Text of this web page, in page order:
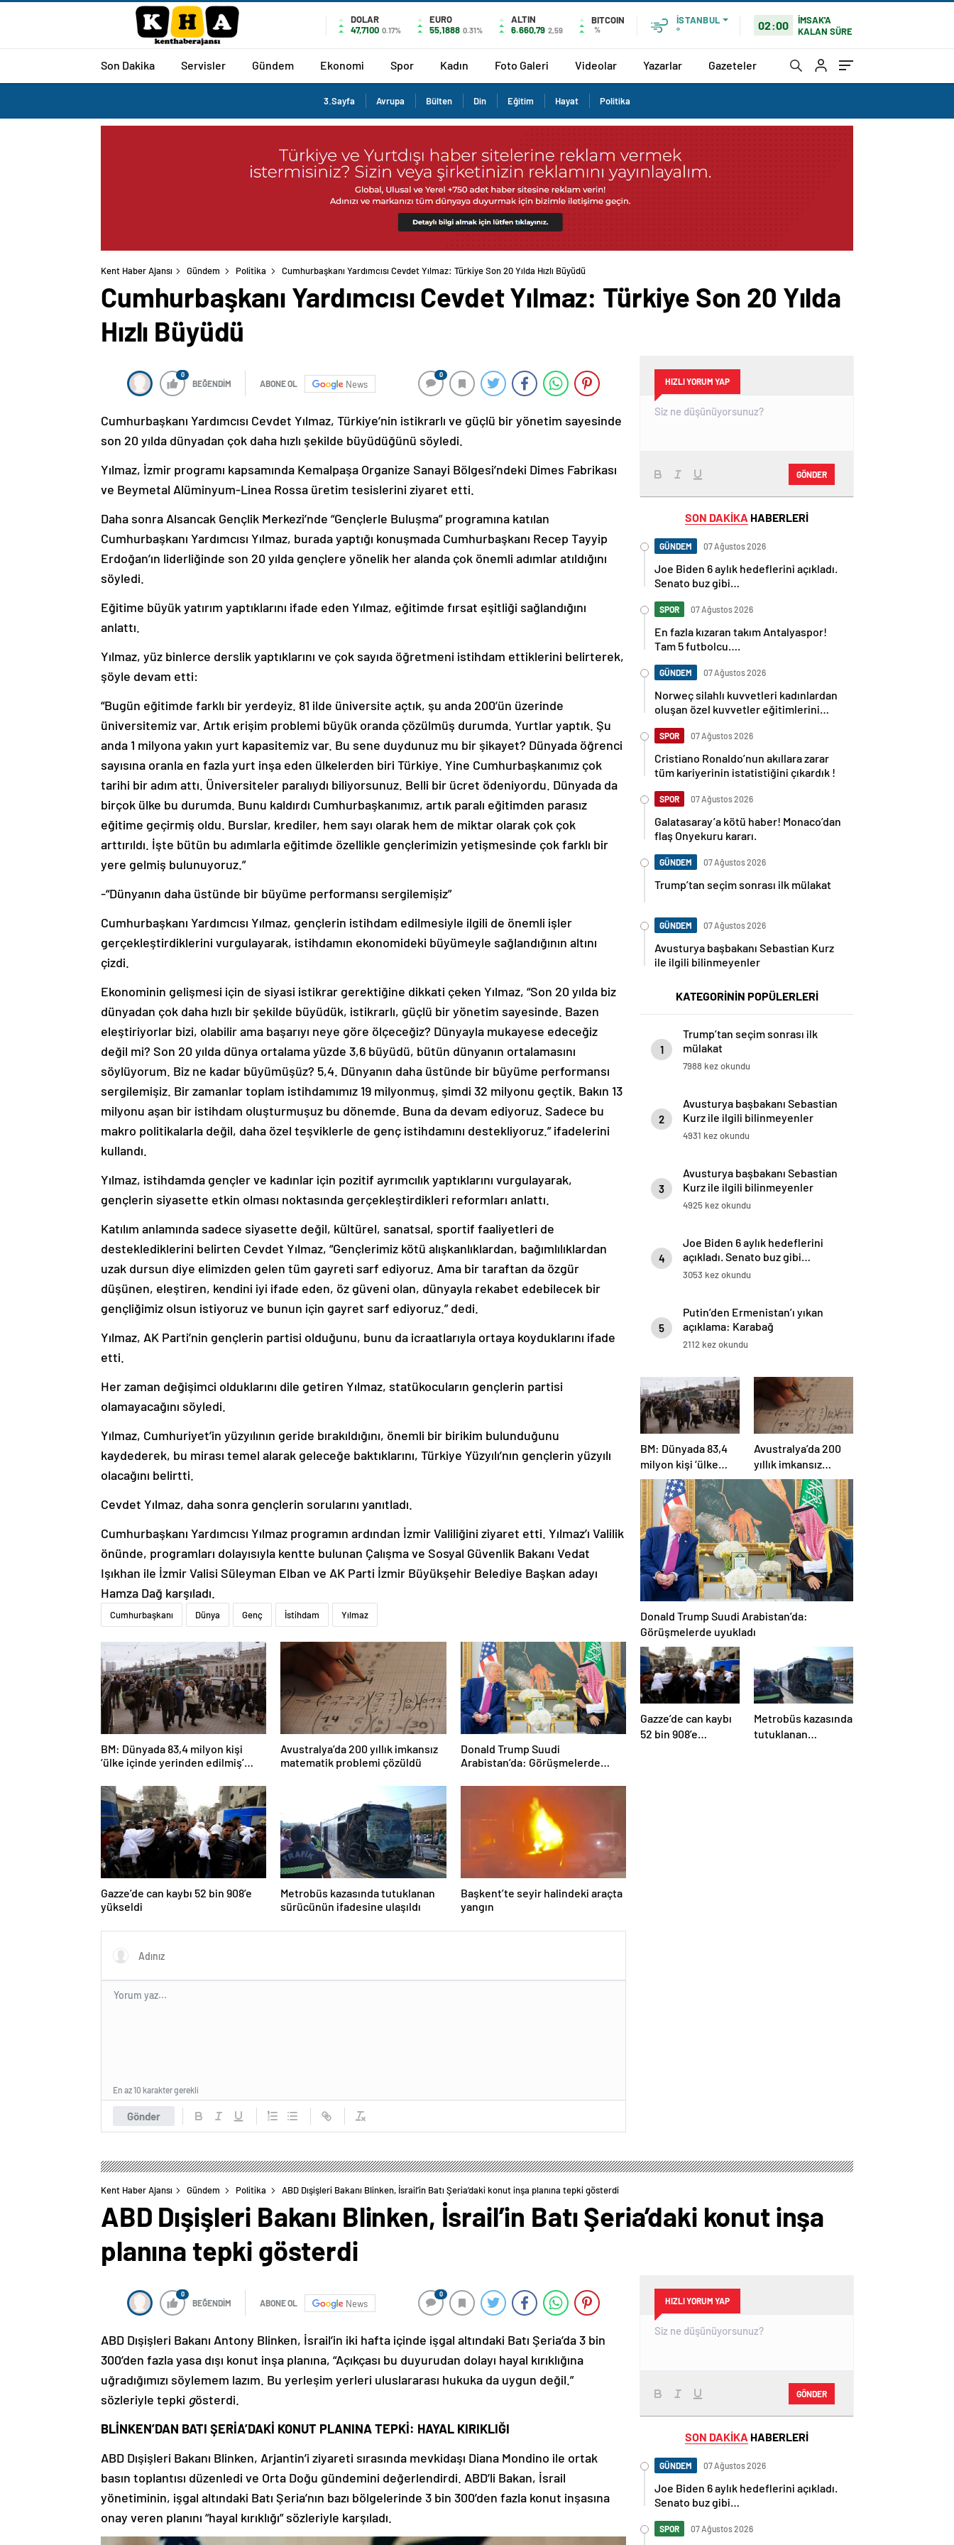
DOLAR
47,7100 0.17%
EURO
55,1888 0.31%
ALTIN
6.660,79 2,59
BITCOIN
%
İSTANBUL
°
02:00
İMSAK'A
KALAN SÜRE
Son Dakika Servisler Gündem Ekonomi Spor Kadın Foto Galeri Videolar Yazarlar Gazeteler
3.Sayfa Avrupa Bülten Din Eğitim Hayat Politika
Kent Haber Ajansı Gündem Politika Cumhurbaşkanı Yardımcısı Cevdet Yılmaz: Türkiye Son 20 Yılda Hızlı Büyüdü
Cumhurbaşkanı Yardımcısı Cevdet Yılmaz: Türkiye Son 20 Yılda
Hızlı Büyüdü
0
BEĞENDİM ABONE OL News
0
Cumhurbaşkanı Yardımcısı Cevdet Yılmaz, Türkiye’nin istikrarlı ve güçlü bir yönetim sayesinde
son 20 yılda dünyadan çok daha hızlı şekilde büyüdüğünü söyledi.
Yılmaz, İzmir programı kapsamında Kemalpaşa Organize Sanayi Bölgesi’ndeki Dimes Fabrikası
ve Beymetal Alüminyum-Linea Rossa üretim tesislerini ziyaret etti.
Daha sonra Alsancak Gençlik Merkezi’nde “Gençlerle Buluşma” programına katılan
Cumhurbaşkanı Yardımcısı Yılmaz, burada yaptığı konuşmada Cumhurbaşkanı Recep Tayyip
Erdoğan’ın liderliğinde son 20 yılda gençlere yönelik her alanda çok önemli adımlar atıldığını
söyledi.
Eğitime büyük yatırım yaptıklarını ifade eden Yılmaz, eğitimde fırsat eşitliği sağlandığını
anlattı.
Yılmaz, yüz binlerce derslik yaptıklarını ve çok sayıda öğretmeni istihdam ettiklerini belirterek,
şöyle devam etti:
“Bugün eğitimde farklı bir yerdeyiz. 81 ilde üniversite açtık, şu anda 200’ün üzerinde
üniversitemiz var. Artık erişim problemi büyük oranda çözülmüş durumda. Yurtlar yaptık. Şu
anda 1 milyona yakın yurt kapasitemiz var. Bu sene duydunuz mu bir şikayet? Dünyada öğrenci
sayısına oranla en fazla yurt inşa eden ülkelerden biri Türkiye. Yine Cumhurbaşkanımız çok
tarihi bir adım attı. Üniversiteler paralıydı biliyorsunuz. Belli bir ücret ödeniyordu. Dünyada da
birçok ülke bu durumda. Bunu kaldırdı Cumhurbaşkanımız, artık paralı eğitimden parasız
eğitime geçirmiş oldu. Burslar, krediler, hem sayı olarak hem de miktar olarak çok çok
arttırıldı. İşte bütün bu adımlarla eğitimde özellikle gençlerimizin yetişmesinde çok farklı bir
yere gelmiş bulunuyoruz.”
-“Dünyanın daha üstünde bir büyüme performansı sergilemişiz”
Cumhurbaşkanı Yardımcısı Yılmaz, gençlerin istihdam edilmesiyle ilgili de önemli işler
gerçekleştirdiklerini vurgulayarak, istihdamın ekonomideki büyümeyle sağlandığının altını
çizdi.
Ekonominin gelişmesi için de siyasi istikrar gerektiğine dikkati çeken Yılmaz, “Son 20 yılda biz
dünyadan çok daha hızlı bir şekilde büyüdük, istikrarlı, güçlü bir yönetim sayesinde. Bazen
eleştiriyorlar bizi, olabilir ama başarıyı neye göre ölçeceğiz? Dünyayla mukayese edeceğiz
değil mi? Son 20 yılda dünya ortalama yüzde 3,6 büyüdü, bütün dünyanın ortalamasını
söylüyorum. Biz ne kadar büyümüşüz? 5,4. Dünyanın daha üstünde bir büyüme performansı
sergilemişiz. Bir zamanlar toplam istihdamımız 19 milyonmuş, şimdi 32 milyonu geçtik. Bakın 13
milyonu aşan bir istihdam oluşturmuşuz bu dönemde. Buna da devam ediyoruz. Sadece bu
makro politikalarla değil, daha özel teşviklerle de genç istihdamını destekliyoruz.” ifadelerini
kullandı.
Yılmaz, istihdamda gençler ve kadınlar için pozitif ayrımcılık yaptıklarını vurgulayarak,
gençlerin siyasette etkin olması noktasında gerçekleştirdikleri reformları anlattı.
Katılım anlamında sadece siyasette değil, kültürel, sanatsal, sportif faaliyetleri de
desteklediklerini belirten Cevdet Yılmaz, “Gençlerimiz kötü alışkanlıklardan, bağımlılıklardan
uzak dursun diye elimizden gelen tüm gayreti sarf ediyoruz. Ama bir taraftan da özgür
düşünen, eleştiren, kendini iyi ifade eden, öz güveni olan, dünyayla rekabet edebilecek bir
gençliğimiz olsun istiyoruz ve bunun için gayret sarf ediyoruz.” dedi.
Yılmaz, AK Parti’nin gençlerin partisi olduğunu, bunu da icraatlarıyla ortaya koyduklarını ifade
etti.
Her zaman değişimci olduklarını dile getiren Yılmaz, statükocuların gençlerin partisi
olamayacağını söyledi.
Yılmaz, Cumhuriyet’in yüzyılının geride bırakıldığını, önemli bir birikim bulunduğunu
kaydederek, bu mirası temel alarak geleceğe baktıklarını, Türkiye Yüzyılı’nın gençlerin yüzyılı
olacağını belirtti.
Cevdet Yılmaz, daha sonra gençlerin sorularını yanıtladı.
Cumhurbaşkanı Yardımcısı Yılmaz programın ardından İzmir Valiliğini ziyaret etti. Yılmaz’ı Valilik
önünde, programları dolayısıyla kentte bulunan Çalışma ve Sosyal Güvenlik Bakanı Vedat
Işıkhan ile İzmir Valisi Süleyman Elban ve AK Parti İzmir Büyükşehir Belediye Başkan adayı
Hamza Dağ karşıladı.
Cumhurbaşkanı Dünya Genç İstihdam Yılmaz
BM: Dünyada 83,4 milyon kişi
‘ülke içinde yerinden edilmiş’
Avustralya’da 200 yıllık imkansız
matematik problemi çözüldü
Donald Trump Suudi
Arabistan’da: Görüşmelerde
Gazze’de can kaybı 52 bin 908’e
yükseldi
Metrobüs kazasında tutuklanan
sürücünün ifadesine ulaşıldı
Başkent’te seyir halindeki araçta
yangın
Gönder
En az 10 karakter gerekli
HIZLI YORUM YAP
GÖNDER
SON DAKİKA HABERLERİ
GÜNDEM 07 Ağustos 2026
Joe Biden 6 aylık hedeflerini açıkladı.
Senato buz gibi…
SPOR 07 Ağustos 2026
En fazla kızaran takım Antalyaspor!
Tam 5 futbolcu….
GÜNDEM 07 Ağustos 2026
Norweç silahlı kuvvetleri kadınlardan
oluşan özel kuvvetler eğitimlerini
SPOR 07 Ağustos 2026
Cristiano Ronaldo’nun akıllara zarar
tüm kariyerinin istatistiğini çıkardık !
SPOR 07 Ağustos 2026
Galatasaray’a kötü haber! Monaco’dan
flaş Onyekuru kararı.
GÜNDEM 07 Ağustos 2026
Trump’tan seçim sonrası ilk mülakat
GÜNDEM 07 Ağustos 2026
Avusturya başbakanı Sebastian Kurz
ile ilgili bilinmeyenler
KATEGORİNİN POPÜLERLERİ
1
Trump’tan seçim sonrası ilk
mülakat
7988 kez okundu
2
Avusturya başbakanı Sebastian
Kurz ile ilgili bilinmeyenler
4931 kez okundu
3
Avusturya başbakanı Sebastian
Kurz ile ilgili bilinmeyenler
4925 kez okundu
4
Joe Biden 6 aylık hedeflerini
açıkladı. Senato buz gibi…
3053 kez okundu
5
Putin’den Ermenistan’ı yıkan
açıklama: Karabağ
Azerbaycan’ın ayrılmaz bir
2112 kez okundu
BM: Dünyada 83,4
milyon kişi ‘ülke
içinde yerinden
edilmiş’ olarak
yaşıyor
Avustralya’da 200
yıllık imkansız
matematik
problemi çözüldü
Donald Trump Suudi Arabistan’da:
Görüşmelerde uyukladı
Gazze’de can kaybı
52 bin 908’e
Metrobüs kazasında
tutuklanan
Kent Haber Ajansı Gündem Politika ABD Dışişleri Bakanı Blinken, İsrail’in Batı Şeria’daki konut inşa planına tepki gösterdi
ABD Dışişleri Bakanı Blinken, İsrail’in Batı Şeria’daki konut inşa
planına tepki gösterdi
0
BEĞENDİM ABONE OL News
0
ABD Dışişleri Bakanı Antony Blinken, İsrail’in iki hafta içinde işgal altındaki Batı Şeria’da 3 bin
300’den fazla yasa dışı konut inşa planına, “Açıkçası bu duyurudan dolayı hayal kırıklığına
uğradığımızı söylemem lazım. Bu yerleşim yerleri uluslararası hukuka da uygun değil.”
sözleriyle tepki gösterdi.
BLİNKEN’DAN BATI ŞERİA’DAKİ KONUT PLANINA TEPKİ: HAYAL KIRIKLIĞI
ABD Dışişleri Bakanı Blinken, Arjantin’i ziyareti sırasında mevkidaşı Diana Mondino ile ortak
basın toplantısı düzenledi ve Orta Doğu gündemini değerlendirdi. ABD’li Bakan, İsrail
yönetiminin, işgal altındaki Batı Şeria’nın bazı bölgelerinde 3 bin 300’den fazla konut inşasına
onay veren planını “hayal kırıklığı” sözleriyle karşıladı.
HIZLI YORUM YAP
GÖNDER
SON DAKİKA HABERLERİ
GÜNDEM 07 Ağustos 2026
Joe Biden 6 aylık hedeflerini açıkladı.
Senato buz gibi…
SPOR 07 Ağustos 2026